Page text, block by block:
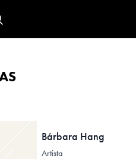
Bárbara Hang
Artista